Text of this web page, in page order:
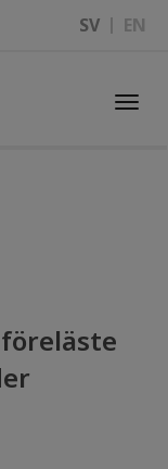
SV EN